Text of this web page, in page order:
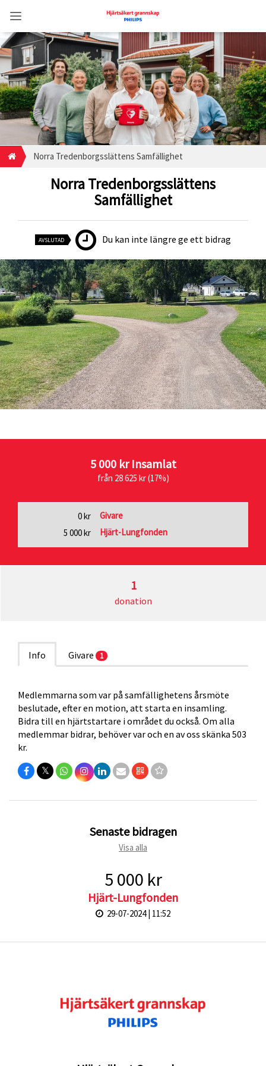
Norra Tredenborgsslättens Samfällighet
Norra Tredenborgsslättens
Samfällighet
AVSLUTAD Du kan inte längre ge ett bidrag
5 000 krInsamlat
från 28 625 kr (17%)
0 kr
Givare
5 000 kr
Hjärt-Lungfonden
1
donation
Info Givare 1
Medlemmarna som var på samfällighetens årsmöte
beslutade, efter en motion, att starta en insamling.
Bidra till en hjärtstartare i området du också. Om alla
medlemmar bidrar, behöver var och en av oss skänka 503
kr.
𝕏
Senaste bidragen
Visa alla
5 000 kr
Hjärt-Lungfonden
29-07-2024 | 11:52